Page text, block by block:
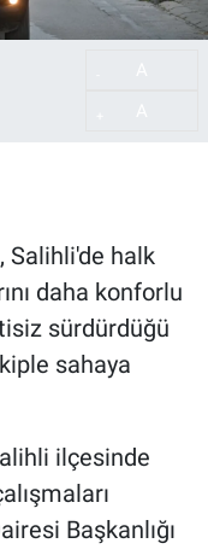
Salihli'de halk
daha konforlu
sürdürdüğü
sahaya
ilçesinde
Başkanlığı